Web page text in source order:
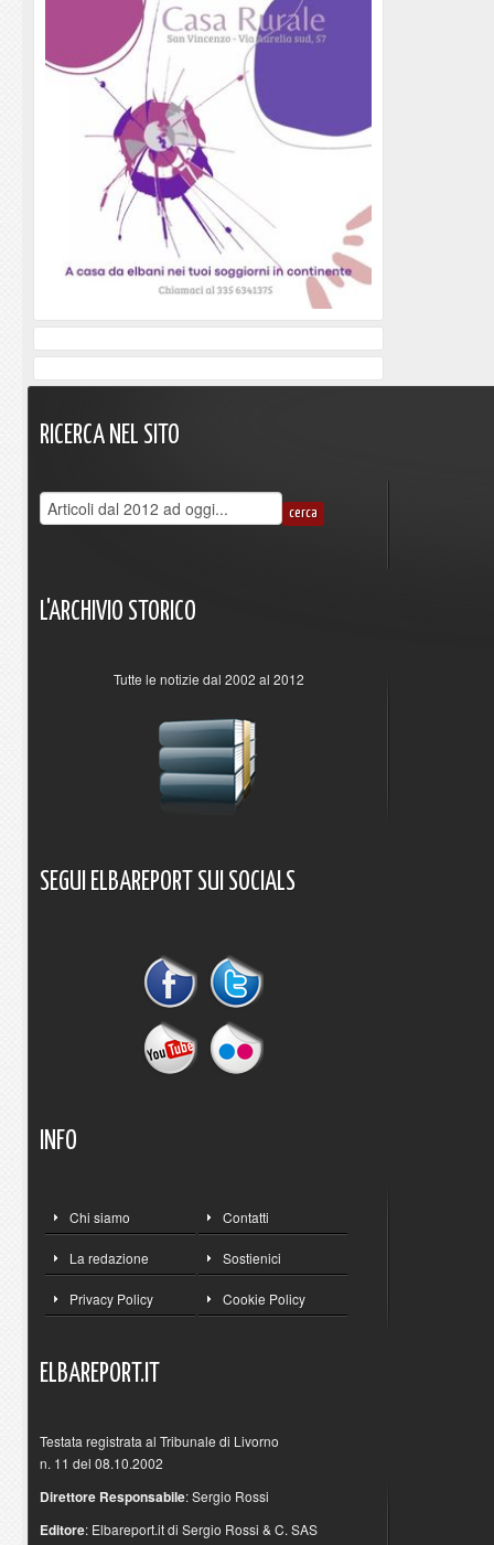
RICERCA NEL SITO
L'ARCHIVIO STORICO
Tutte le notizie dal 2002 al 2012
SEGUI ELBAREPORT SUI SOCIALS
INFO
Chi siamo Contatti
La redazione Sostienici
Privacy Policy Cookie Policy
ELBAREPORT.IT
Testata registrata al Tribunale di Livorno
n. 11 del 08.10.2002
Direttore Responsabile: Sergio Rossi
Editore: Elbareport.it di Sergio Rossi & C. SAS